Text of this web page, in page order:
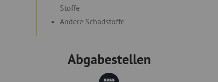
Stoffe
Andere Schadstoffe
Abgabestellen